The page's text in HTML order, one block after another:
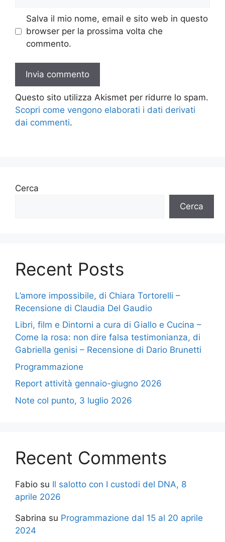
Salva il mio nome, email e sito web in questo
browser per la prossima volta che
commento.
Questo sito utilizza Akismet per ridurre lo spam.
Scopri come vengono elaborati i dati derivati
dai commenti.
Cerca
Cerca
Recent Posts
L’amore impossibile, di Chiara Tortorelli –
Recensione di Claudia Del Gaudio
Libri, film e Dintorni a cura di Giallo e Cucina –
Come la rosa: non dire falsa testimonianza, di
Gabriella genisi – Recensione di Dario Brunetti
Programmazione
Report attività gennaio-giugno 2026
Note col punto, 3 luglio 2026
Recent Comments
Fabio su Il salotto con I custodi del DNA, 8
aprile 2026
Sabrina su Programmazione dal 15 al 20 aprile
2024